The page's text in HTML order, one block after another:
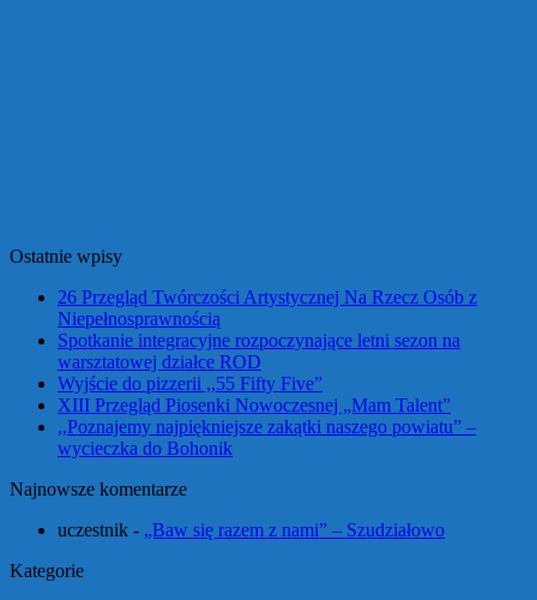
Ostatnie wpisy
26 Przegląd Twórczości Artystycznej Na Rzecz Osób z
Niepełnosprawnością
Spotkanie integracyjne rozpoczynające letni sezon na
warsztatowej działce ROD
Wyjście do pizzerii ,,55 Fifty Five”
XIII Przegląd Piosenki Nowoczesnej „Mam Talent”
,,Poznajemy najpiękniejsze zakątki naszego powiatu” –
wycieczka do Bohonik
Najnowsze komentarze
uczestnik - „Baw się razem z nami” – Szudziałowo
Kategorie